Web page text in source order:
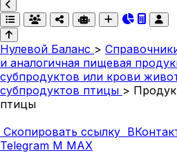
Нулевой Баланс >
и аналогичная пищевая
субпродуктов или крови
субпродуктов птицы >
птицы
Скопировать ссылку
Telegram M MAX